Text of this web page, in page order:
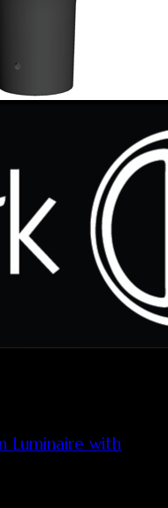
Luminaire with